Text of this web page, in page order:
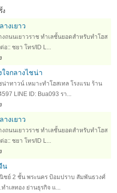
ง
งเยาว
นนเยาวราช ทำเลชั้นยอดสำหรับทำโฮส
:: ชยา โทร/ID L...
จกลางไชน่า
าทาวน์ เหมาะทำโฮสเทล โรงแรม ร้าน
LINE ID: Bua093 รา...
งเยาว
นนเยาวราช ทำเลชั้นยอดสำหรับทำโฮส
:: ชยา โทร/ID L...
น
ชย์ 2 ชั้น พระนคร ป้อมปราบ สัมพันธวงศ์
เลทอง ย่านธุรกิจ แ...